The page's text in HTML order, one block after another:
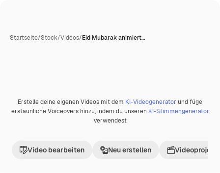
Startseite/Stock/Videos/Eid Mubarak animiert…
Premium
Erstelle deine eigenen Videos mit dem KI-Videogenerator und füge
erstaunliche Voiceovers hinzu, indem du unseren KI-Stimmengenerator
verwendest
Video bearbeiten Neu erstellen Videoprojekt